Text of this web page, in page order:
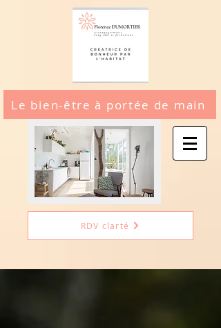
Le bien-être à portée de main
RDV clarté